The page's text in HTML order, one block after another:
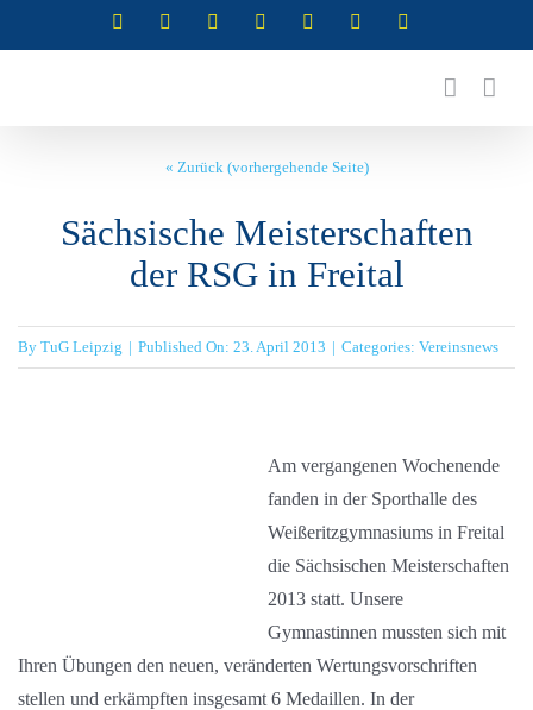
Inhalt
InstagramInstagramInstagramInstagramFacebook
« Zurück (vorhergehende Seite)
Sächsische Meisterschaften
der RSG in Freital
By TuG Leipzig | Published On: 23. April 2013 | Categories: Vereinsnews
Am vergangenen Wochenende
fanden in der Sporthalle des
Weißeritzgymnasiums in Freital
die Sächsischen Meisterschaften
2013 statt. Unsere
Gymnastinnen mussten sich mit
Ihren Übungen den neuen, veränderten Wertungsvorschriften
stellen und erkämpften insgesamt 6 Medaillen. In der